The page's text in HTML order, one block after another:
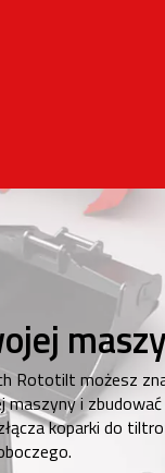
Rototilt możesz
maszyny i zbudować
koparki do